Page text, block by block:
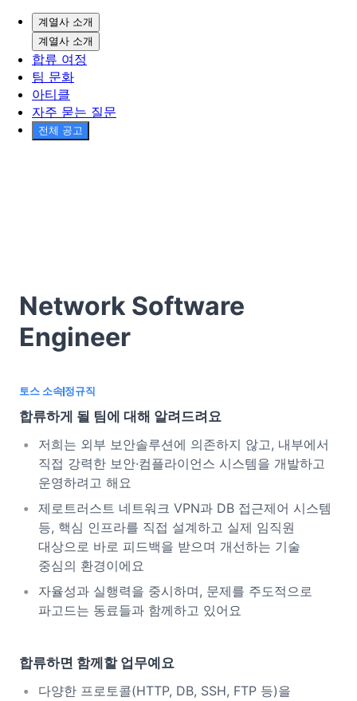
계열사 소개
계열사 소개
합류 여정
팀 문화
아티클
자주 묻는 질문
전체 공고
Network Software
Engineer
토스 소속정규직
합류하게 될 팀에 대해 알려드려요
저희는 외부 보안솔루션에 의존하지 않고, 내부에서
직접 강력한 보안·컴플라이언스 시스템을 개발하고
운영하려고 해요
제로트러스트 네트워크 VPN과 DB 접근제어 시스템
등, 핵심 인프라를 직접 설계하고 실제 임직원
대상으로 바로 피드백을 받으며 개선하는 기술
중심의 환경이에요
자율성과 실행력을 중시하며, 문제를 주도적으로
파고드는 동료들과 함께하고 있어요
합류하면 함께할 업무예요
다양한 프로토콜(HTTP, DB, SSH, FTP 등)을